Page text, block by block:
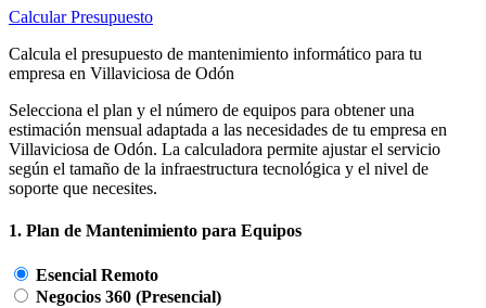
Calcular Presupuesto
Calcula el presupuesto de mantenimiento informático para tu
empresa en Villaviciosa de Odón
Selecciona el plan y el número de equipos para obtener una
estimación mensual adaptada a las necesidades de tu empresa en
Villaviciosa de Odón. La calculadora permite ajustar el servicio
según el tamaño de la infraestructura tecnológica y el nivel de
soporte que necesites.
1. Plan de Mantenimiento para Equipos
Esencial Remoto
Negocios 360 (Presencial)